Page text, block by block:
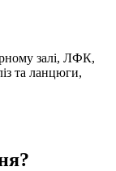
залі, ЛФК,
та ланцюги,